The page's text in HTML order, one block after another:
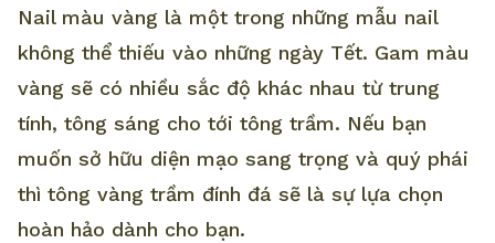
Nail màu vàng là một trong những mẫu nail
không thể thiếu vào những ngày Tết. Gam màu
vàng sẽ có nhiều sắc độ khác nhau từ trung
tính, tông sáng cho tới tông trầm. Nếu bạn
muốn sở hữu diện mạo sang trọng và quý phái
thì tông vàng trầm đính đá sẽ là sự lựa chọn
hoàn hảo dành cho bạn.